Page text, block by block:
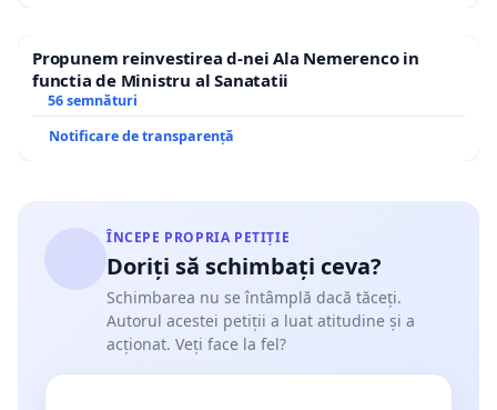
Propunem reinvestirea d-nei Ala Nemerenco in
functia de Ministru al Sanatatii
56 semnături
Notificare de transparență
ÎNCEPE PROPRIA PETIȚIE
Doriți să schimbați ceva?
Schimbarea nu se întâmplă dacă tăceți.
Autorul acestei petiții a luat atitudine și a
acționat. Veți face la fel?